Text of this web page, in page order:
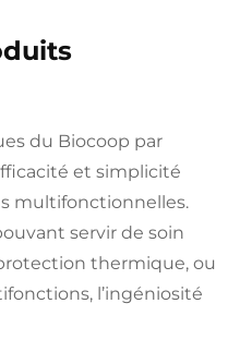
du Biocoop par
et simplicité
multifonctionnelles.
servir de soin
thermique, ou
l’ingéniosité